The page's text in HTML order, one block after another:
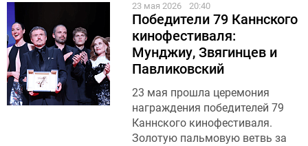
23 мая 2026 20:40
Победители 79 Каннского
кинофестиваля:
Мунджиу, Звягинцев и
Павликовский
23 мая прошла церемония
награждения победителей 79
Каннского кинофестиваля.
Золотую пальмовую ветвь за